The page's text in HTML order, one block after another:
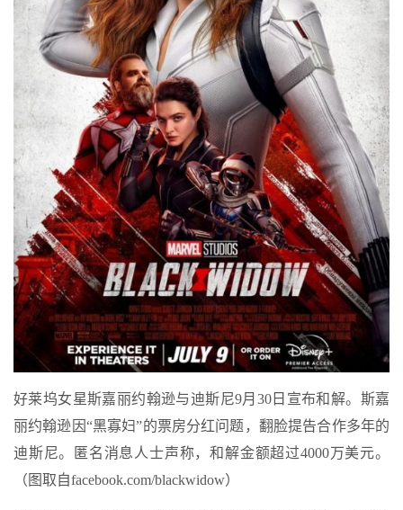
好莱坞女星斯嘉丽约翰逊与迪斯尼9月30日宣布和解。斯嘉
丽约翰逊因“黑寡妇”的票房分红问题，翻脸提告合作多年的
迪斯尼。匿名消息人士声称，和解金额超过4000万美元。
（图取自facebook.com/blackwidow）